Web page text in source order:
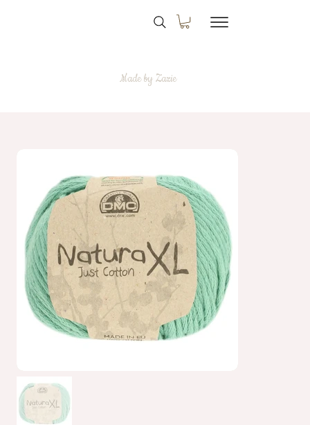
Made by Zazie